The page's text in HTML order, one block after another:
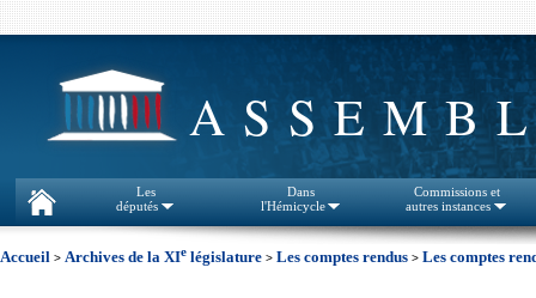
Les
députés
Dans
l'Hémicycle
Commissions et
autres instances
Accueil > Archives de la XIe législature > Les comptes rendus > Les comptes